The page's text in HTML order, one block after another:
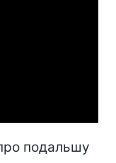
подальшу